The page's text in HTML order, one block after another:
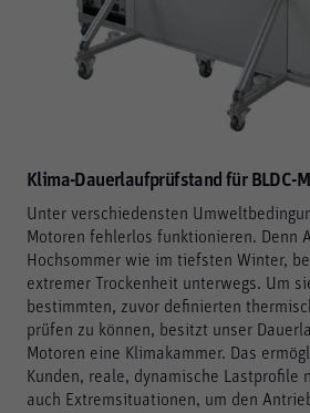
Klima-Dauerlaufprüfstand für BLDC-
Unter verschiedensten
Motoren fehlerlos funktionieren. Denn
Hochsommer wie im tiefsten Winter,
extremer Trockenheit unterwegs. Um
bestimmten, zuvor definierten
prüfen zu können, besitzt unser
Motoren eine Klimakammer. Das
Kunden, reale, dynamische Lastprofile
auch Extremsituationen, um den